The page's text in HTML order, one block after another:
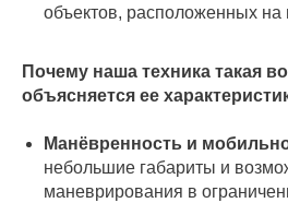
объектов, расположенных на
Почему наша техника такая
объясняется ее
Манёвренность и
небольшие габариты и
маневрирования в